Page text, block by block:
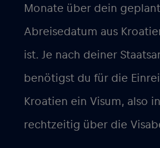
Monate über dein
Abreisedatum aus
ist. Je nach deiner
benötigst du für die
Kroatien ein Visum, also
rechtzeitig über die